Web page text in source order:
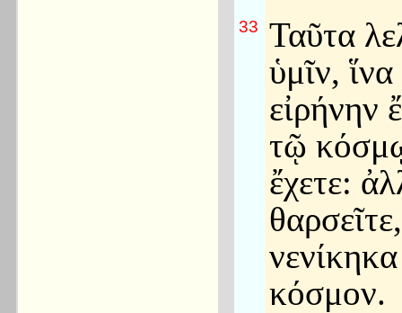
33
Ταῦτα
ὑμῖν,
εἰρήνην
τῷ
ἔχετε:
κόσμον.